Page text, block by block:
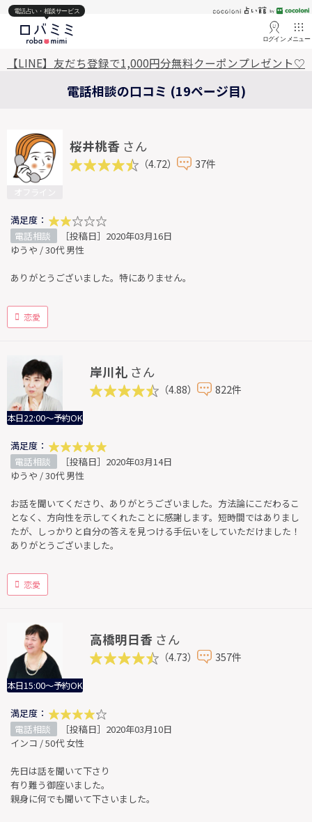
電話占い・相談サービス
ログイン メニュー
【LINE】友だち登録で1,000円分無料クーポンプレゼント♡
電話相談の口コミ (19ページ目)
桜井桃香 さん
（4.72） 37件
満足度：
電話相談
［投稿日］2020年03月16日
ゆうや / 30代 男性
ありがとうございました。特にありません。
恋愛
本日22:00～予約OK
岸川礼 さん
（4.88） 822件
満足度：
電話相談
［投稿日］2020年03月14日
ゆうや / 30代 男性
お話を聞いてくださり、ありがとうございました。方法論にこだわるこ
となく、方向性を示してくれたことに感謝します。短時間ではありまし
たが、しっかりと自分の答えを見つける手伝いをしていただけました！
ありがとうございました。
恋愛
本日15:00～予約OK
高橋明日香 さん
（4.73） 357件
満足度：
電話相談
［投稿日］2020年03月10日
インコ / 50代 女性
先日は話を聞いて下さり
有り難う御座いました。
親身に何でも聞いて下さいました。